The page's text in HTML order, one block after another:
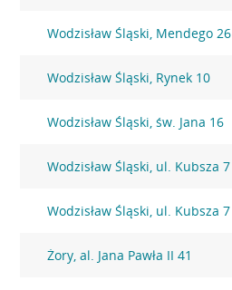
Wodzisław Śląski, Mendego 26
Wodzisław Śląski, Rynek 10
Wodzisław Śląski, św. Jana 16
Wodzisław Śląski, ul. Kubsza 7
Wodzisław Śląski, ul. Kubsza 7
Żory, al. Jana Pawła II 41